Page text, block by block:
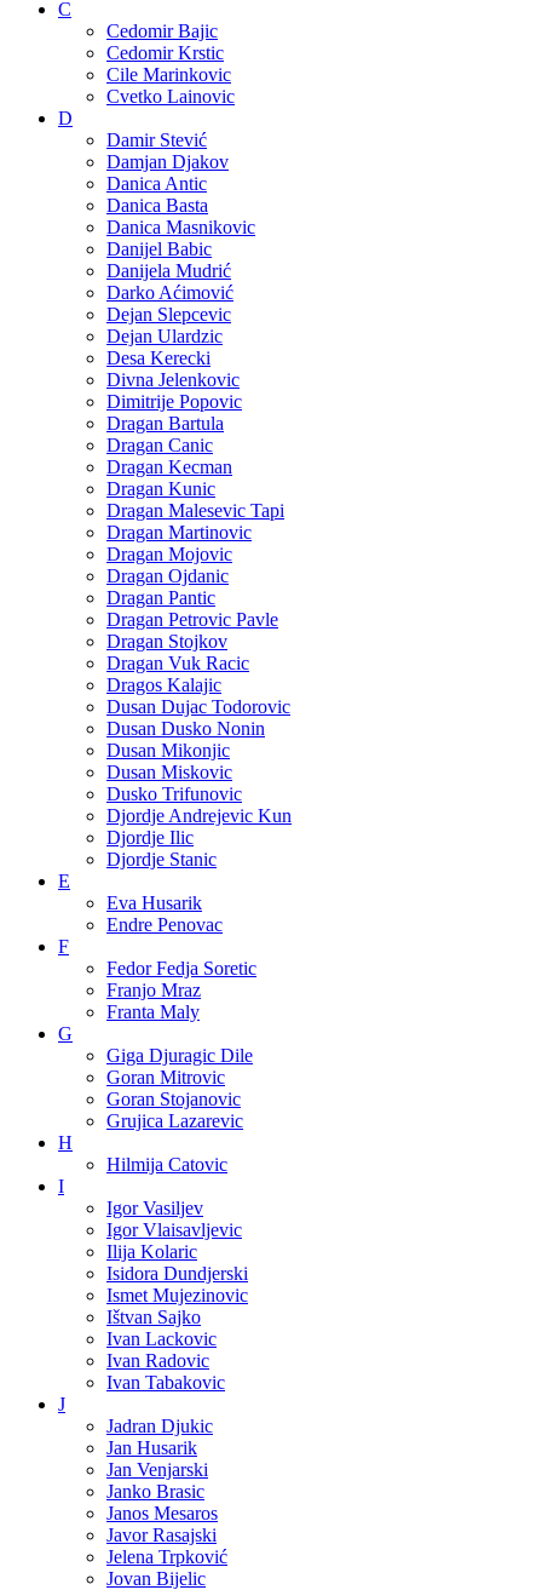
C
Cedomir Bajic
Cedomir Krstic
Cile Marinkovic
Cvetko Lainovic
D
Damir Stević
Damjan Djakov
Danica Antic
Danica Basta
Danica Masnikovic
Danijel Babic
Danijela Mudrić
Darko Aćimović
Dejan Slepcevic
Dejan Ulardzic
Desa Kerecki
Divna Jelenkovic
Dimitrije Popovic
Dragan Bartula
Dragan Canic
Dragan Kecman
Dragan Kunic
Dragan Malesevic Tapi
Dragan Martinovic
Dragan Mojovic
Dragan Ojdanic
Dragan Pantic
Dragan Petrovic Pavle
Dragan Stojkov
Dragan Vuk Racic
Dragos Kalajic
Dusan Dujac Todorovic
Dusan Dusko Nonin
Dusan Mikonjic
Dusan Miskovic
Dusko Trifunovic
Djordje Andrejevic Kun
Djordje Ilic
Djordje Stanic
E
Eva Husarik
Endre Penovac
F
Fedor Fedja Soretic
Franjo Mraz
Franta Maly
G
Giga Djuragic Dile
Goran Mitrovic
Goran Stojanovic
Grujica Lazarevic
H
Hilmija Catovic
I
Igor Vasiljev
Igor Vlaisavljevic
Ilija Kolaric
Isidora Dundjerski
Ismet Mujezinovic
Ištvan Sajko
Ivan Lackovic
Ivan Radovic
Ivan Tabakovic
J
Jadran Djukic
Jan Husarik
Jan Venjarski
Janko Brasic
Janos Mesaros
Javor Rasajski
Jelena Trpković
Jovan Bijelic